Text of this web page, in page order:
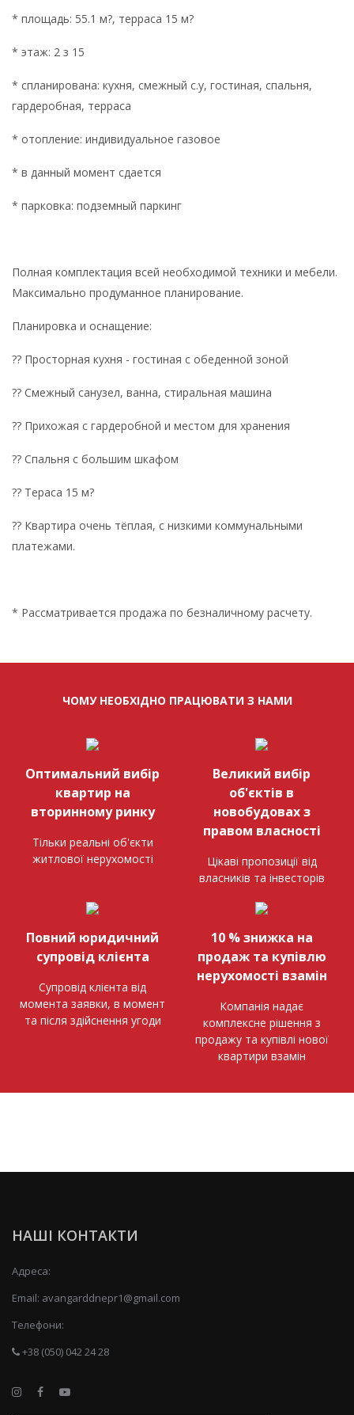
* площадь: 55.1 м?, терраса 15 м?
* этаж: 2 з 15
* спланирована: кухня, смежный с.у, гостиная, спальня,
гардеробная, терраса
* отопление: индивидуальное газовое
* в данный момент сдается
* парковка: подземный паркинг
Полная комплектация всей необходимой техники и мебели.
Максимально продуманное планирование.
Планировка и оснащение:
?? Просторная кухня - гостиная с обеденной зоной
?? Смежный санузел, ванна, стиральная машина
?? Прихожая с гардеробной и местом для хранения
?? Спальня с большим шкафом
?? Тераса 15 м?
?? Квартира очень тёплая, с низкими коммунальными
платежами.
* Рассматривается продажа по безналичному расчету.
ЧОМУ НЕОБХІДНО ПРАЦЮВАТИ З НАМИ
Оптимальний вибір
квартир на
вторинному ринку
Тільки реальні об'єкти
житлової нерухомості
Великий вибір
об'єктів в
новобудовах з
правом власності
Цікаві пропозиції від
власників та інвесторів
Повний юридичний
супровід клієнта
Супровід клієнта від
момента заявки, в момент
та після здійснення угоди
10 % знижка на
продаж та купівлю
нерухомості взамін
Компанія надає
комплексне рішення з
продажу та купівлі нової
квартири взамін
НАШІ КОНТАКТИ
Адреса:
Email: avangarddnepr1@gmail.com
Телефони:
+38 (050) 042 24 28